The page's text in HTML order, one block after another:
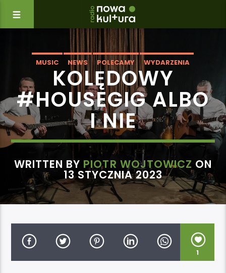
MUSIC NEWS POLECAMY WYDARZENIA
KOLĘDOWY
#HOUSEGIG ALBO
I NIE
WRITTEN BY PIOTR WOJTOWICZ ON
13 STYCZNIA 2023
1